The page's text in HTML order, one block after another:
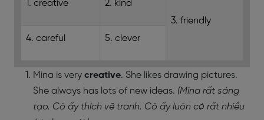
1. creative
2. kind
3. friendly
4. careful
5. clever
Mina is very creative. She likes drawing pictures.
She always has lots of new ideas. (Mina rất sáng
tạo. Cô ấy thích vẽ tranh. Cô ấy luôn có rất nhiều